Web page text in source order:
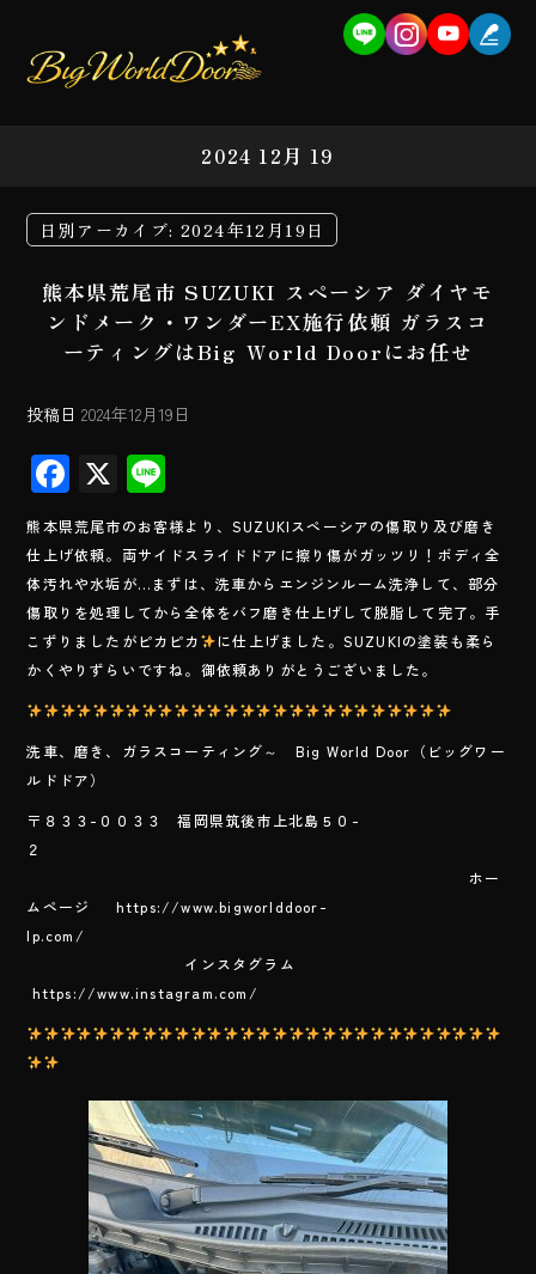
2024 12月 19
日別アーカイブ: 2024年12月19日
熊本県荒尾市 SUZUKI スペーシア ダイヤモ
ンドメーク・ワンダーEX施行依頼 ガラスコ
ーティングはBig World Doorにお任せ
投稿日 2024年12月19日
F
ac
e
b
o
ok
X
ne
熊本県荒尾市のお客様より、SUZUKIスペーシアの傷取り及び磨き
仕上げ依頼。両サイドスライドドアに擦り傷がガッツリ！ボディ全
体汚れや水垢が…まずは、洗車からエンジンルーム洗浄して、部分
傷取りを処理してから全体をバフ磨き仕上げして脱脂して完了。手
こずりましたがピカピカ
に仕上げました。SUZUKIの塗装も柔ら
かくやりずらいですね。御依頼ありがとうございました。
洗車、磨き、ガラスコーティング～ Big World Door（ビッグワー
ルドドア）
〒８３３-００３３ 福岡県筑後市上北島５０-
２
ホー
ムページ https://www.bigworlddoor-
lp.com/
インスタグラム
https://www.instagram.com/